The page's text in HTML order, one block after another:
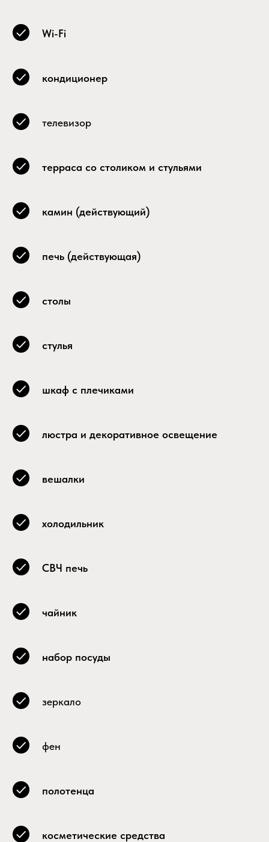
Wi-Fi
кондиционер
телевизор
терраса со столиком и стульями
камин (действующий)
печь (действующая)
столы
стулья
шкаф с плечиками
люстра и декоративное освещение
вешалки
холодильник
СВЧ печь
чайник
набор посуды
зеркало
фен
полотенца
косметические средства